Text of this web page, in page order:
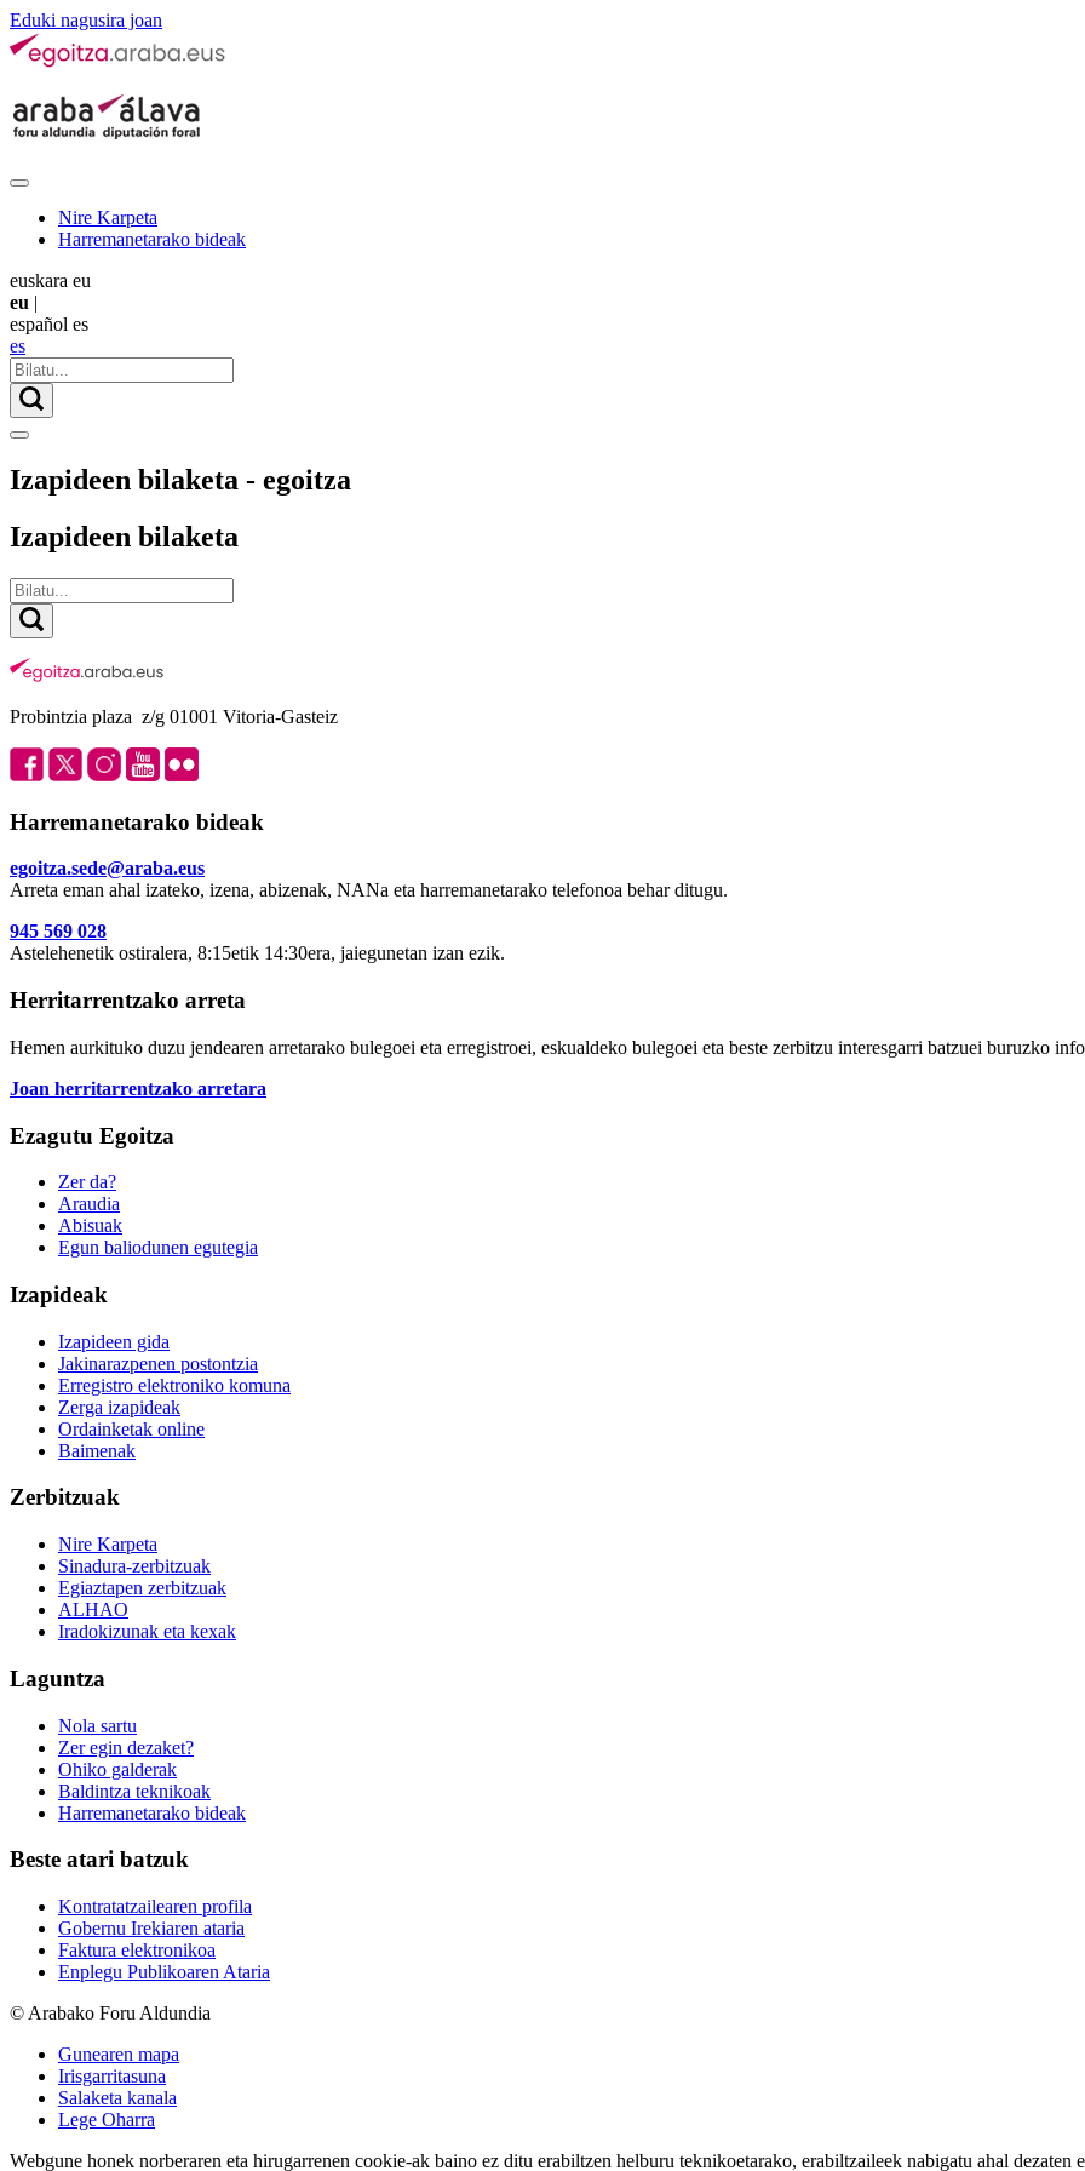
Eduki nagusira joan
Nire Karpeta
Harremanetarako bideak
euskara eu
eu |
español es
es
Izapideen bilaketa - egoitza
Izapideen bilaketa
Probintzia plaza z/g 01001 Vitoria-Gasteiz
Harremanetarako bideak
egoitza.sede@araba.eus
Arreta eman ahal izateko, izena, abizenak, NANa eta harremanetarako telefonoa behar ditugu.
945 569 028
Astelehenetik ostiralera, 8:15etik 14:30era, jaiegunetan izan ezik.
Herritarrentzako arreta
Hemen aurkituko duzu jendearen arretarako bulegoei eta erregistroei, eskualdeko bulegoei eta beste zerbitzu interesgarri batzuei buruzko
Joan herritarrentzako arretara
Ezagutu Egoitza
Zer da?
Araudia
Abisuak
Egun baliodunen egutegia
Izapideak
Izapideen gida
Jakinarazpenen postontzia
Erregistro elektroniko komuna
Zerga izapideak
Ordainketak online
Baimenak
Zerbitzuak
Nire Karpeta
Sinadura-zerbitzuak
Egiaztapen zerbitzuak
ALHAO
Iradokizunak eta kexak
Laguntza
Nola sartu
Zer egin dezaket?
Ohiko galderak
Baldintza teknikoak
Harremanetarako bideak
Beste atari batzuk
Kontratatzailearen profila
Gobernu Irekiaren ataria
Faktura elektronikoa
Enplegu Publikoaren Ataria
© Arabako Foru Aldundia
Gunearen mapa
Irisgarritasuna
Salaketa kanala
Lege Oharra
Webgune honek norberaren eta hirugarrenen cookie-ak baino ez ditu erabiltzen helburu teknikoetarako, erabiltzaileek nabigatu ahal dezaten